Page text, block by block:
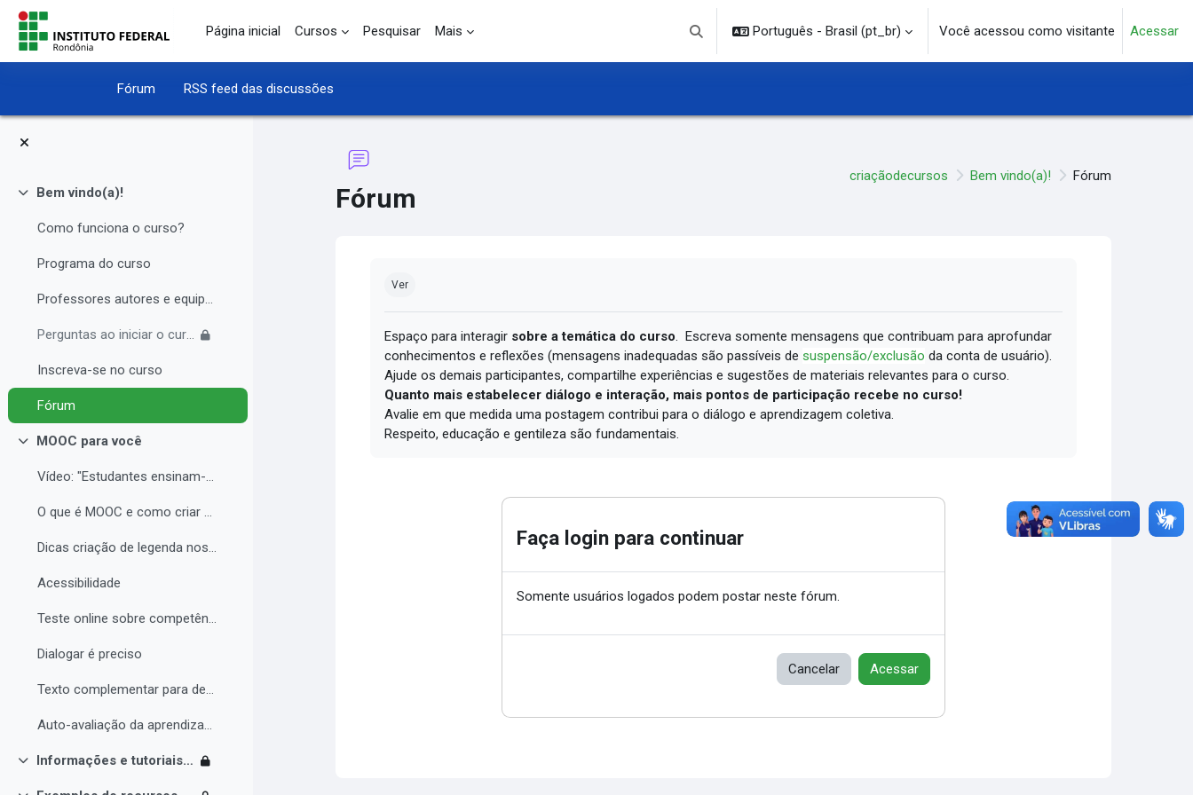
Ir para o conteúdo principal
Página inicial
Cursos Pesquisar Mais
Alternar entrada de pesquisa
Português - Brasil ‎(pt_br)‎ Você acessou como visitante Acessar
Fórum RSS feed das discussões
Contrair
Bem vindo(a)!
Como funciona o curso?
Programa do curso
Professores autores e equipe multidisciplinar
Perguntas ao iniciar o curso
Inscreva-se no curso
Fórum
Contrair
MOOC para você
Vídeo: "Estudantes ensinam-se uns aos outros const...
O que é MOOC e como criar seu curso com qualidade
Dicas criação de legenda nos vídeos
Acessibilidade
Teste online sobre competências digitais
Dialogar é preciso
Texto complementar para debate sobre MOOC
Auto-avaliação da aprendizagem
Contrair
Informações e tutoriais Moodle
Fórum
criaçãodecursos Bem vindo(a)! Fórum
Ver
Espaço para interagir sobre a temática do curso. Escreva somente mensagens que contribuam para aprofundar
conhecimentos e reflexões (mensagens inadequadas são passíveis desuspensão/exclusão da conta de usuário).
Ajude os demais participantes, compartilhe experiências e sugestões de materiais relevantes para o curso.
Quanto mais estabelecer diálogo e interação, mais pontos de participação recebe no curso!
Avalie em que medida uma postagem contribui para o diálogo e aprendizagem coletiva.
Respeito, educação e gentileza são fundamentais.
Faça login para continuar
Somente usuários logados podem postar neste fórum.
Cancelar Acessar